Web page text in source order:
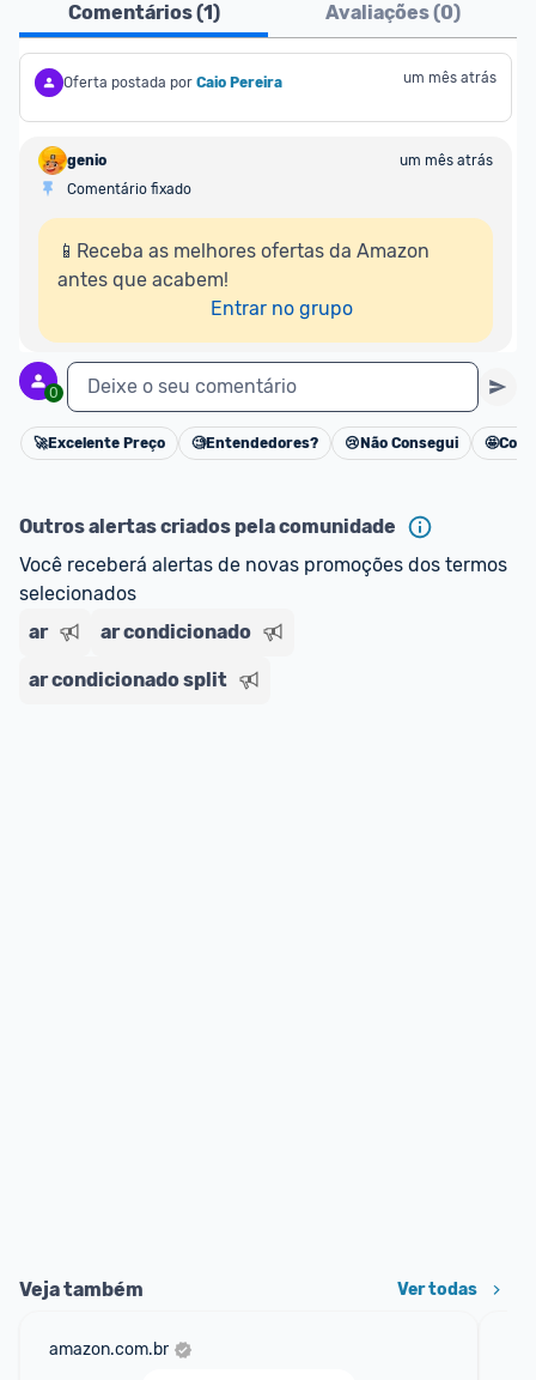
Comentários (1) Avaliações (0)
Oferta postada por Caio Pereira um mês atrás
genio
um mês atrás
Comentário fixado
📱Receba as melhores ofertas da Amazon
antes que acabem!
Entrar no grupo
0 Deixe o seu comentário
Cancelar
🚀Excelente Preço 🧐Entendedores? 😢 Não Consegui 🤩
Outros alertas criados pela comunidade
Você receberá alertas de novas promoções dos termos
selecionados
ar
ar condicionado
ar condicionado split
Veja também Ver todas
amazon.com.br